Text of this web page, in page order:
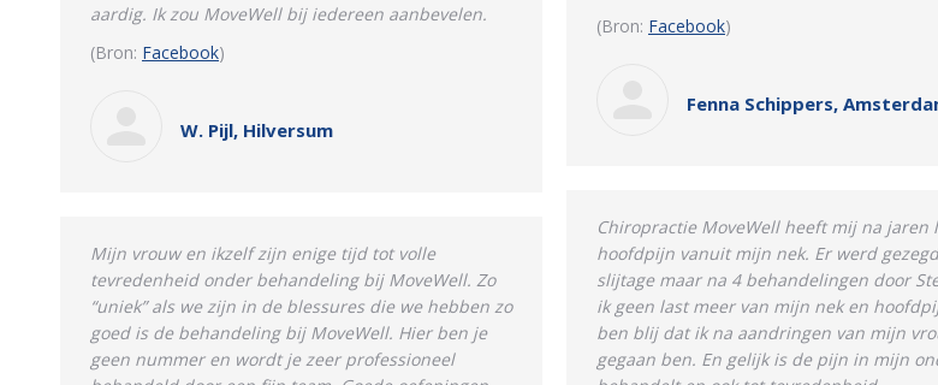
aardig. Ik zou MoveWell bij iedereen aanbevelen.
(Bron: Facebook)
W. Pijl, Hilversum
(Bron: Facebook)
Fenna Schippers,
Chiropractie MoveWell heeft mij na jaren
hoofdpijn vanuit mijn nek. Er werd
slijtage maar na 4 behandelingen door
ikgeen last meer van mijn nek en
ben blij dat ik na aandringen van mijn
gegaan ben. En gelijk is de pijn in mijn
Mijn vrouw en ikzelf zijn enige tijd tot volle
tevredenheid onder behandeling bij MoveWell. Zo
“uniek” als we zijn in de blessures die we hebben zo
goed is de behandeling bij MoveWell. Hier ben je
geen nummer en wordt je zeer professioneel